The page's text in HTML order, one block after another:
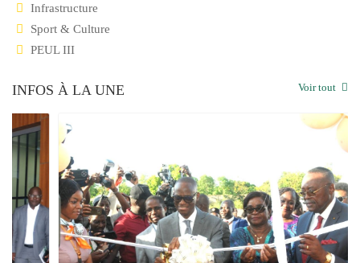
Infrastructure
Sport & Culture
PEUL III
INFOS À LA UNE Voir tout